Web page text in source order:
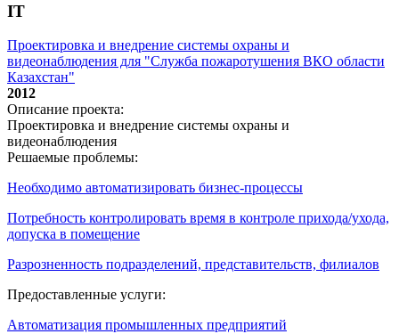
IT
Проектировка и внедрение системы охраны и
видеонаблюдения для "Служба пожаротушения ВКО области
Казахстан"
2012
Описание проекта:
Проектировка и внедрение системы охраны и
видеонаблюдения
Решаемые проблемы:
Необходимо автоматизировать бизнес-процессы
Потребность контролировать время в контроле прихода/ухода,
допуска в помещение
Разрозненность подразделений, представительств, филиалов
Предоставленные услуги:
Автоматизация промышленных предприятий